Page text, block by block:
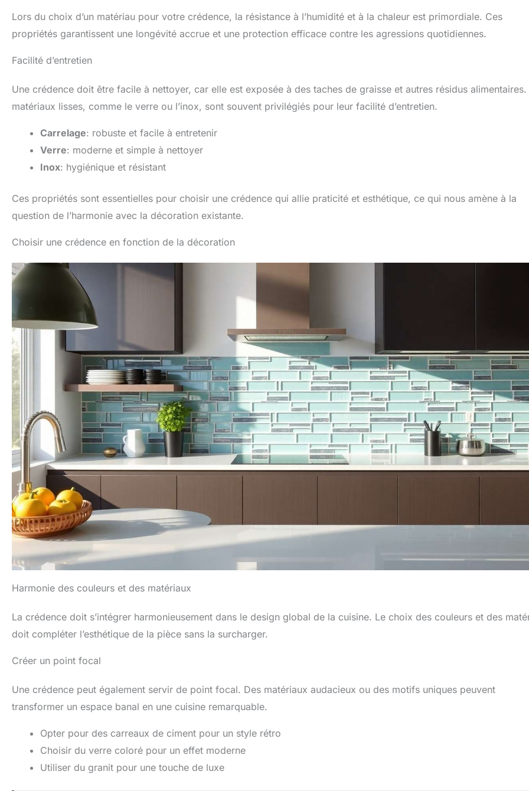
Lors du choix d’un matériau pour votre crédence, la résistance à l’humidité et à la chaleur est primordiale. Ces
propriétés garantissent une longévité accrue et une protection efficace contre les agressions quotidiennes.
Facilité d’entretien
Une crédence doit être facile à nettoyer, car elle est exposée à des taches de graisse et autres résidus alimentaires.
matériaux lisses, comme le verre ou l’inox, sont souvent privilégiés pour leur facilité d’entretien.
Carrelage: robuste et facile à entretenir
Verre: moderne et simple à nettoyer
Inox: hygiénique et résistant
Ces propriétés sont essentielles pour choisir une crédence qui allie praticité et esthétique, ce qui nous amène à la
question de l’harmonie avec la décoration existante.
Choisir une crédence en fonction de la décoration
Harmonie des couleurs et des matériaux
La crédence doit s’intégrer harmonieusement dans le design global de la cuisine. Le choix des couleurs et des
doit compléter l’esthétique de la pièce sans la surcharger.
Créer un point focal
Une crédence peut également servir de point focal. Des matériaux audacieux ou des motifs uniques peuvent
transformer un espace banal en une cuisine remarquable.
Opter pour des carreaux de ciment pour un style rétro
Choisir du verre coloré pour un effet moderne
Utiliser du granit pour une touche de luxe